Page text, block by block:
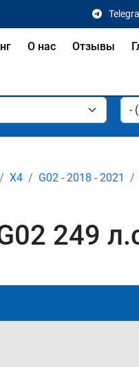
О нас Отзывы
X4 G02 - 2018 - 2021
249